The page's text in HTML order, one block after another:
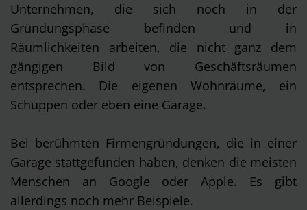
Unternehmen, die sich noch in der
Gründungsphase befinden und in
Räumlichkeiten arbeiten, die nicht ganz dem
gängigen Bild von Geschäftsräumen
entsprechen. Die eigenen Wohnräume, ein
Schuppen oder eben eine Garage.
Bei berühmten Firmengründungen, die in einer
Garage stattgefunden haben, denken die meisten
Menschen an Google oder Apple. Es gibt
allerdings noch mehr Beispiele.